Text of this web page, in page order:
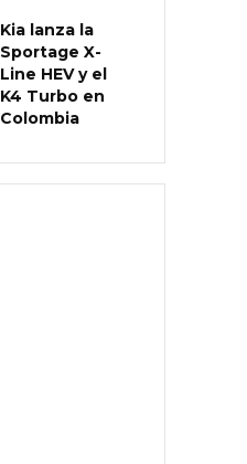
Kia lanza la
Sportage X-
Line HEV y el
K4 Turbo en
Colombia